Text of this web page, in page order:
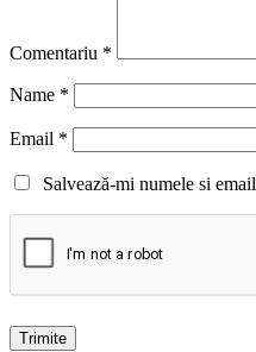
Comentariu *
Name *
Email *
Salvează-mi numele si